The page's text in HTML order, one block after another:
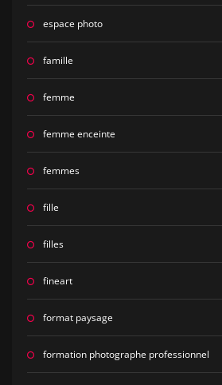
espace photo
famille
femme
femme enceinte
femmes
fille
filles
fineart
format paysage
formation photographe professionnel